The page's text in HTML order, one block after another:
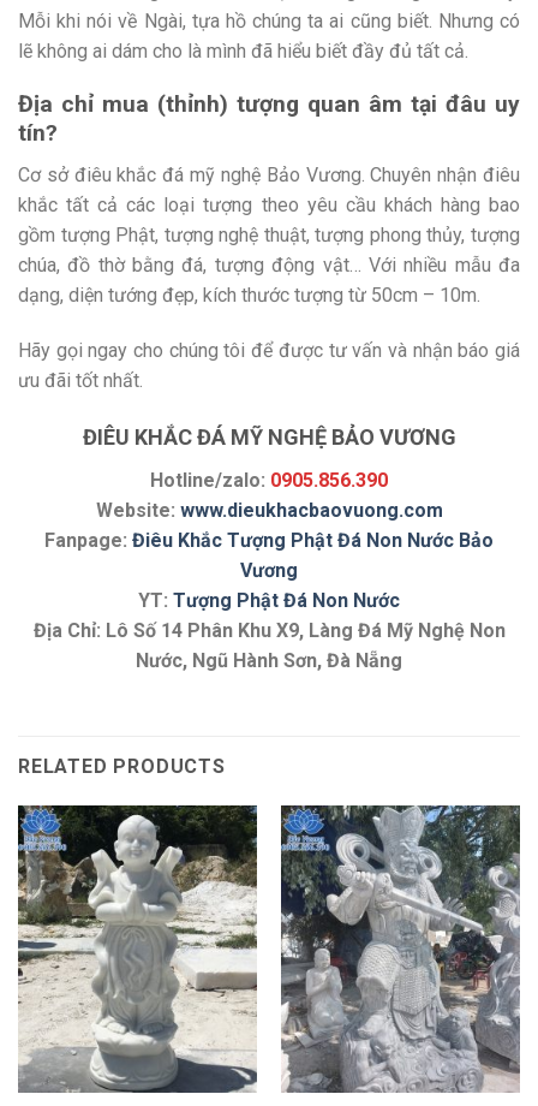
Mỗi khi nói về Ngài, tựa hồ chúng ta ai cũng biết. Nhưng có
lẽ không ai dám cho là mình đã hiểu biết đầy đủ tất cả.
Địa chỉ mua (thỉnh) tượng quan âm tại đâu uy
tín?
Cơ sở điêu khắc đá mỹ nghệ Bảo Vương. Chuyên nhận điêu
khắc tất cả các loại tượng theo yêu cầu khách hàng bao
gồm tượng Phật, tượng nghệ thuật, tượng phong thủy, tượng
chúa, đồ thờ bằng đá, tượng động vật… Với nhiều mẫu đa
dạng, diện tướng đẹp, kích thước tượng từ 50cm – 10m.
Hãy gọi ngay cho chúng tôi để được tư vấn và nhận báo giá
ưu đãi tốt nhất.
ĐIÊU KHẮC ĐÁ MỸ NGHỆ BẢO VƯƠNG
Hotline/zalo: 0905.856.390
Website: www.dieukhacbaovuong.com
Fanpage: Điêu Khắc Tượng Phật Đá Non Nước Bảo
Vương
YT: Tượng Phật Đá Non Nước
Địa Chỉ: Lô Số 14 Phân Khu X9, Làng Đá Mỹ Nghệ Non
Nước, Ngũ Hành Sơn, Đà Nẵng
RELATED PRODUCTS